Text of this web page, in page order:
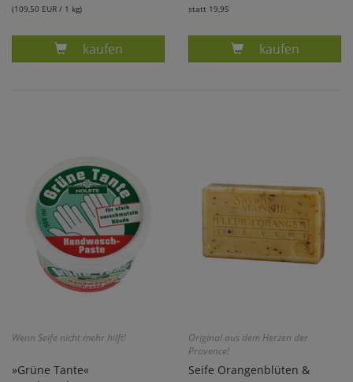
(109,50 EUR / 1 kg)
Produkt APFEL-HAARSEIFE MIT GOETHE-
kaufen
statt 19,95
Produkt
kaufen
Wenn Seife nicht mehr hilft!
»Grüne Tante«
Original aus dem Herzen der
Provence!
Seife Orangenblüten &